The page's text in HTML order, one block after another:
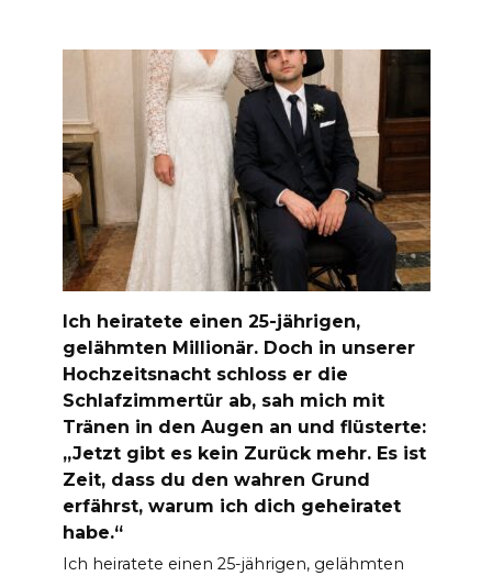
Ich heiratete einen 25-jährigen,
gelähmten Millionär. Doch in unserer
Hochzeitsnacht schloss er die
Schlafzimmertür ab, sah mich mit
Tränen in den Augen an und flüsterte:
„Jetzt gibt es kein Zurück mehr. Es ist
Zeit, dass du den wahren Grund
erfährst, warum ich dich geheiratet
habe.“
Ich heiratete einen 25-jährigen, gelähmten